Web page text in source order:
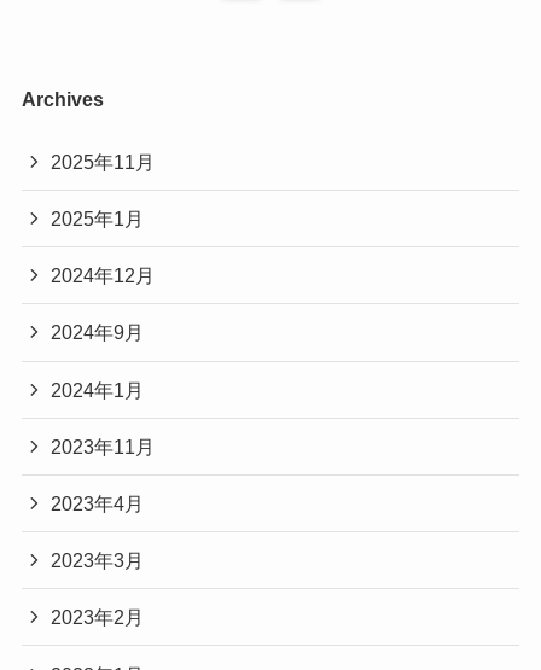
Archives
2025年11月
2025年1月
2024年12月
2024年9月
2024年1月
2023年11月
2023年4月
2023年3月
2023年2月